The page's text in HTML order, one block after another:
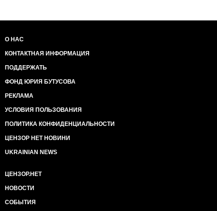
О НАС
КОНТАКТНАЯ ИНФОРМАЦИЯ
ПОДДЕРЖАТЬ
ФОНД ЮРИЯ БУТУСОВА
РЕКЛАМА
УСЛОВИЯ ПОЛЬЗОВАНИЯ
ПОЛИТИКА КОНФИДЕНЦИАЛЬНОСТИ
ЦЕНЗОР НЕТ НОВИНИ
UKRAINIAN NEWS
ЦЕНЗОР.НЕТ
НОВОСТИ
СОБЫТИЯ